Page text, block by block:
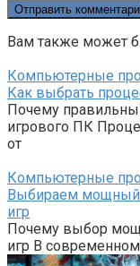
Вам также может
Компьютерные
Как выбрать
Почему
игрового ПК
от
Компьютерные
Выбираем мощный
игр
Почему выбор
игр В